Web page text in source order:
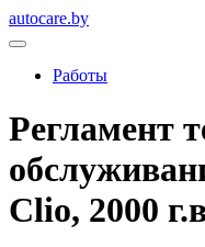
autocare.by
Работы
Регламент
Clio, 2000